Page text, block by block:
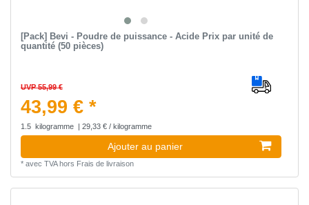
[Pack] Bevi - Poudre de puissance - Acide Prix par unité de
quantité (50 pièces)
UVP 55,99 €
43,99 € *
1.5 kilogramme | 29,33 € / kilogramme
Ajouter au panier
* avec TVAhors Frais de livraison